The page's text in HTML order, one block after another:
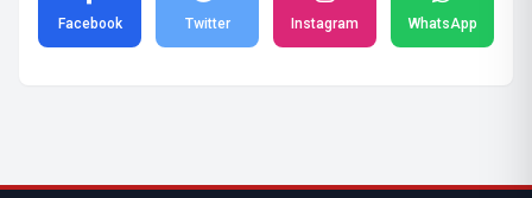
Facebook Twitter Instagram WhatsApp